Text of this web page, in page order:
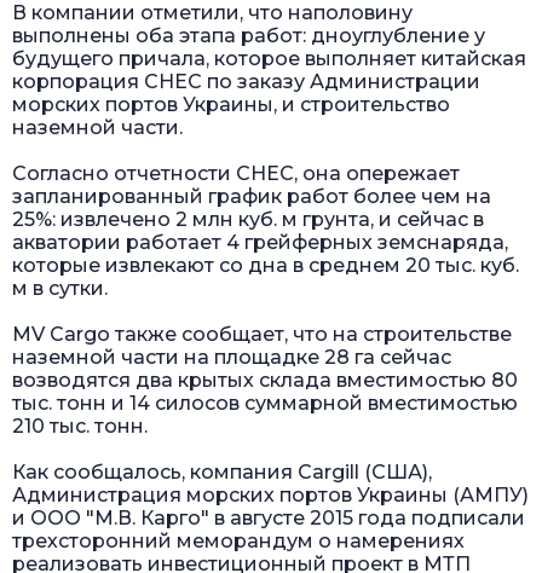
В компании отметили, что наполовину
выполнены оба этапа работ: дноуглубление у
будущего причала, которое выполняет китайская
корпорация CHEС по заказу Администрации
морских портов Украины, и строительство
наземной части.
Согласно отчетности CHEC, она опережает
запланированный график работ более чем на
25%: извлечено 2 млн куб. м грунта, и сейчас в
акватории работает 4 грейферных земснаряда,
которые извлекают со дна в среднем 20 тыс. куб.
м в сутки.
MV Cargo также сообщает, что на строительстве
наземной части на площадке 28 га сейчас
возводятся два крытых склада вместимостью 80
тыс. тонн и 14 силосов суммарной вместимостью
210 тыс. тонн.
Как сообщалось, компания Cargill (США),
Администрация морских портов Украины (АМПУ)
и ООО "М.В. Карго" в августе 2015 года подписали
трехсторонний меморандум о намерениях
реализовать инвестиционный проект в МТП